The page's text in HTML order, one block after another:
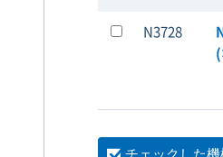
N3728